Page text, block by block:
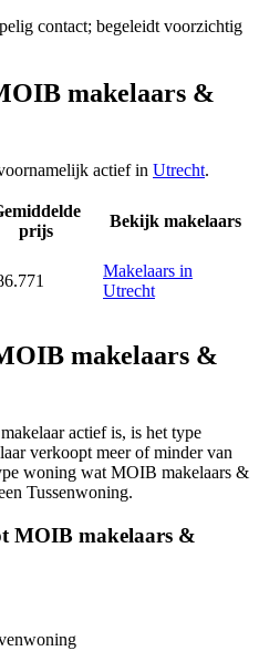
contact; begeleidt voorzichtig
makelaars &
actief in Utrecht.
prijs
Bekijk makelaars
Makelaars in
Utrecht
makelaars &
actief is, is het type
verkoopt meer of minder van
woning wat MOIB makelaars &
Tussenwoning.
MOIB makelaars &